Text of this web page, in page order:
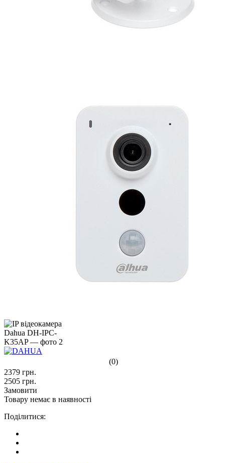
(0)
2379 грн.
2505 грн.
Замовити
Товару немає в наявності
Поділитися: